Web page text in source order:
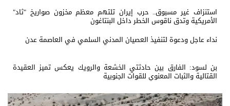
استنزاف غير مسبوق.. حرب إيران تلتهم معظم مخزون صواريخ "ثاد"
الأمريكية وتدق ناقوس الخطر داخل البنتاغون
نداء عاجل ودعوة لتنفيذ العصيان المدني السلمي في العاصمة عدن
بن لسود: الفارق بين حادثتي الخشعة والرويك يعكس تميز العقيدة
القتالية والثبات المعنوي للقوات الجنوبية